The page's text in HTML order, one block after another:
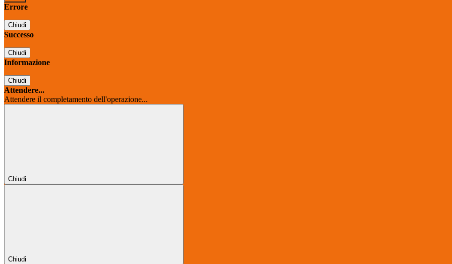
Errore
Chiudi
Successo
Chiudi
Informazione
Chiudi
Attendere...
Attendere il completamento dell'operazione...
Chiudi
Chiudi